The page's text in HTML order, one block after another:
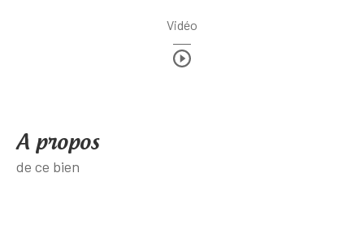
Vidéo
a propos
de ce bien